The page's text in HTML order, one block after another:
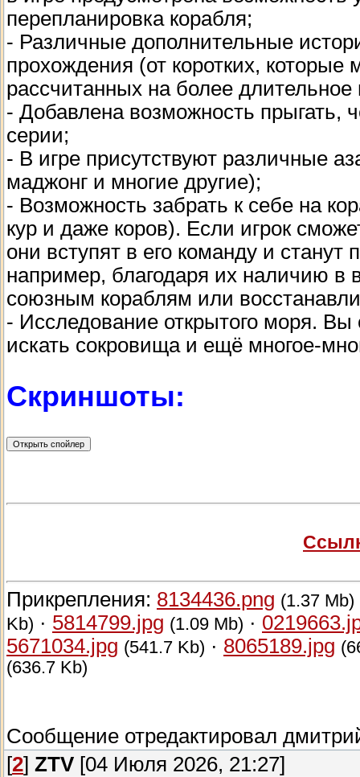
перепланировка корабля;
- Различные дополнительные
прохождения (от коротких,
рассчитанных на более
- Добавлена возможность прыгать,
серии;
- В игре присутствуют различные
маджонг и многие другие);
- Возможность забрать к себе на
кур и даже коров). Если игрок
они вступят в его команду и
например, благодаря их наличию в
союзным кораблям или
- Исследование открытого моря.
искать сокровища и ещё многое-
Скриншоты:
Прикрепления: 8134436.png (1.37 Mb)
Kb) · 5814799.jpg (1.09 Mb) ·
5671034.jpg (541.7 Kb) · 8065189.jpg
(636.7 Kb)
Сообщение отредактировал
[2] ZTV [04 Июля 2026, 21:27]